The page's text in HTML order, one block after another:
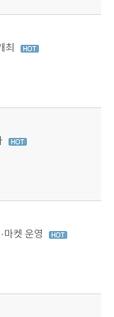
최
마켓 운영